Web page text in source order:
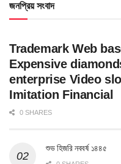
জনপ্রিয় সংবাদ
Trademark Web
Expensive
enterprise Video
Imitation Financial
0 SHARES
শুভ হিজরি নববর্ষ ১৪৪৫